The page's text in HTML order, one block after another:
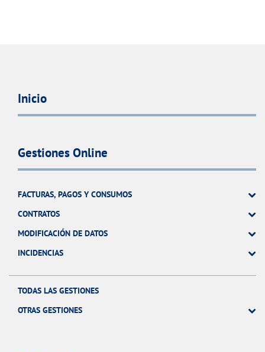
Inicio
Gestiones Online
FACTURAS, PAGOS Y CONSUMOS
CONTRATOS
MODIFICACIÓN DE DATOS
INCIDENCIAS
TODAS LAS GESTIONES
OTRAS GESTIONES